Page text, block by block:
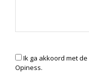
Ik ga akkoord met de
Opiness.